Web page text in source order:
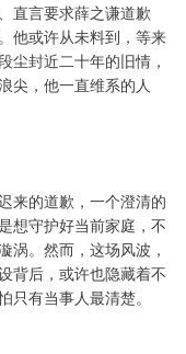
直言要求薛之谦道歉
他或许从未料到，等来
尘封近二十年的旧情，
尖，他一直维系的人
来的道歉，一个澄清的
想守护好当前家庭，不
涡。然而，这场风波，
背后，或许也隐藏着不
只有当事人最清楚。